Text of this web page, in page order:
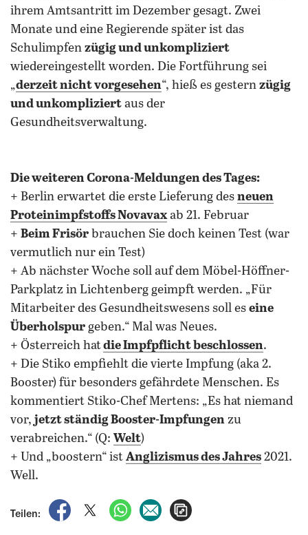
ihrem Amtsantritt im Dezember gesagt. Zwei
Monate und eine Regierende später ist das
Schulimpfen zügig und unkompliziert
wiedereingestellt worden. Die Fortführung sei
„derzeit nicht vorgesehen“, hieß es gestern zügig
und unkompliziert aus der
Gesundheitsverwaltung.
Die weiteren Corona-Meldungen des Tages:
+ Berlin erwartet die erste Lieferung des neuen
Proteinimpfstoffs Novavaxab 21. Februar
+ Beim Frisör brauchen Sie doch keinen Test (war
vermutlich nur ein Test)
+ Ab nächster Woche soll auf dem Möbel-Höffner-
Parkplatz in Lichtenberg geimpft werden. „Für
Mitarbeiter des Gesundheitswesens soll es eine
Überholspur geben.“ Mal was Neues.
+ Österreich hatdie Impfpflicht beschlossen.
+ Die Stiko empfiehlt die vierte Impfung (aka 2.
Booster) für besonders gefährdete Menschen. Es
kommentiert Stiko-Chef Mertens: „Es hat niemand
vor,jetzt ständig Booster-Impfungen zu
verabreichen.“ (Q: Welt)
+ Und „boostern“ ist Anglizismus des Jahres 2021.
Well.
Teilen:
auf Facebook teilen
auf X teilenper WhatsApp teilen
per E-Mail teilen